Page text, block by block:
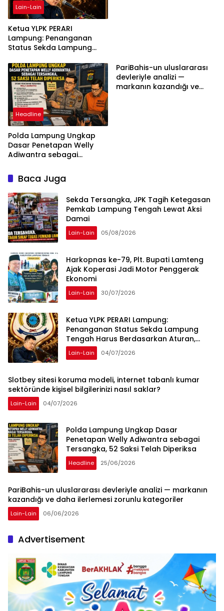
Lain-Lain
Ketua YLPK PERARI
Lampung: Penanganan
Status Sekda Lampung
Berdasarkan Aturan,
Bukan Tekanan Opini
Headline
Polda Lampung Ungkap
Dasar Penetapan Welly
Adiwantra sebagai
Diperiksa
PariBahis-un uluslararası
devleriyle analizi —
markanın kazandığı ve
Baca Juga
Sekda Tersangka, JPK Tagih Ketegasan
Pemkab Lampung Tengah Lewat Aksi
Damai
Lain-Lain 05/08/2026
Harkopnas ke-79, Plt. Bupati Lamteng
Ajak Koperasi Jadi Motor Penggerak
Ekonomi
Lain-Lain 30/07/2026
Ketua YLPK PERARI Lampung:
Penanganan Status Sekda Lampung
Tengah Harus Berdasarkan Aturan,
Bukan Tekanan Opini
Lain-Lain 04/07/2026
Slotbey sitesi koruma modeli, internet tabanlı kumar
sektöründe kişisel bilgilerinizi nasıl saklar?
Lain-Lain 04/07/2026
Polda Lampung Ungkap Dasar
Penetapan Welly Adiwantra sebagai
Tersangka, 52 Saksi Telah Diperiksa
Headline 25/06/2026
PariBahis-un uluslararası devleriyle analizi — markanın
kazandığı ve daha ilerlemesi zorunlu kategoriler
Lain-Lain 06/06/2026
Advertisement